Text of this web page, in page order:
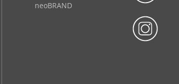
neoBRAND